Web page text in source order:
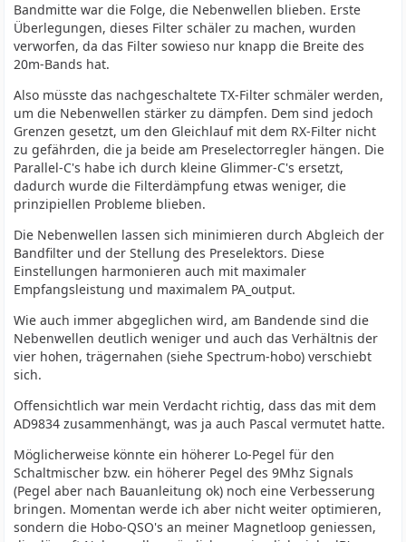
Bandmitte war die Folge, die Nebenwellen blieben. Erste
Überlegungen, dieses Filter schäler zu machen, wurden
verworfen, da das Filter sowieso nur knapp die Breite des
20m-Bands hat.
Also müsste das nachgeschaltete TX-Filter schmäler werden,
um die Nebenwellen stärker zu dämpfen. Dem sind jedoch
Grenzen gesetzt, um den Gleichlauf mit dem RX-Filter nicht
zu gefährden, die ja beide am Preselectorregler hängen. Die
Parallel-C's habe ich durch kleine Glimmer-C's ersetzt,
dadurch wurde die Filterdämpfung etwas weniger, die
prinzipiellen Probleme blieben.
Die Nebenwellen lassen sich minimieren durch Abgleich der
Bandfilter und der Stellung des Preselektors. Diese
Einstellungen harmonieren auch mit maximaler
Empfangsleistung und maximalem PA_output.
Wie auch immer abgeglichen wird, am Bandende sind die
Nebenwellen deutlich weniger und auch das Verhältnis der
vier hohen, trägernahen (siehe Spectrum-hobo) verschiebt
sich.
Offensichtlich war mein Verdacht richtig, dass das mit dem
AD9834 zusammenhängt, was ja auch Pascal vermutet hatte.
Möglicherweise könnte ein höherer Lo-Pegel für den
Schaltmischer bzw. ein höherer Pegel des 9Mhz Signals
(Pegel aber nach Bauanleitung ok) noch eine Verbesserung
bringen. Momentan werde ich aber nicht weiter optimieren,
sondern die Hobo-QSO's an meiner Magnetloop geniessen,